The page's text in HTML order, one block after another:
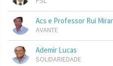
Acs e Professor Rui
AVANTE
Ademir Lucas
SOLIDARIEDADE